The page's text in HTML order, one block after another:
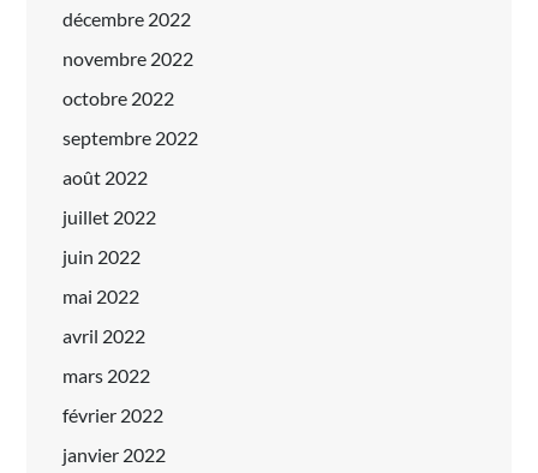
décembre 2022
novembre 2022
octobre 2022
septembre 2022
août 2022
juillet 2022
juin 2022
mai 2022
avril 2022
mars 2022
février 2022
janvier 2022